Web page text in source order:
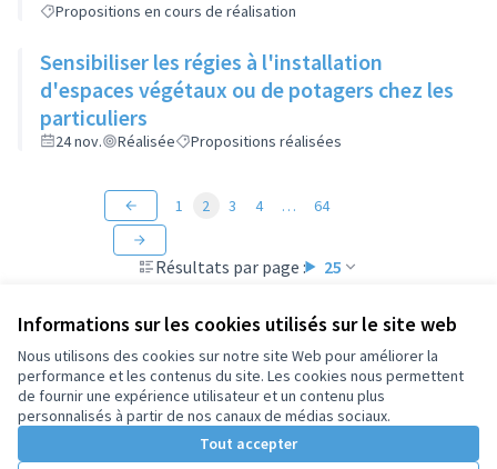
Informations sur les cookies utilisés sur le site web
Nous utilisons des cookies sur notre site Web pour améliorer la
performance et les contenus du site. Les cookies nous permettent
de fournir une expérience utilisateur et un contenu plus
personnalisés à partir de nos canaux de médias sociaux.
Tout accepter
Propositions en cours de réalisation
Sensibiliser les régies à l'installation
d'espaces végétaux ou de potagers chez les
particuliers
24 nov. Réalisée Propositions réalisées
Résultats par page : 25
1 2 3 4 … 64
Conditions d'utilisation
Paramètres des cookies